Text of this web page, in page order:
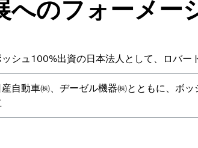
のフォーメー
シュ100%出資の日本法人として、ロバー
産自動車㈱、ヂーゼル機器㈱とともに、ボ